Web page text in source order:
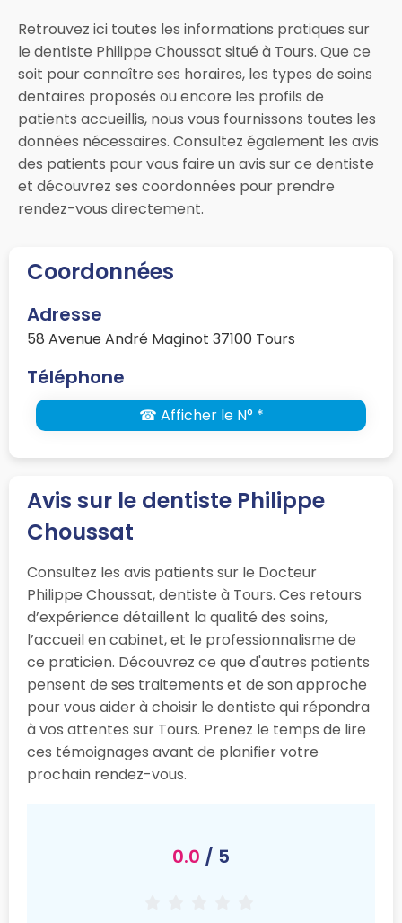
Retrouvez ici toutes les informations pratiques sur
le dentiste Philippe Choussat situé à Tours. Que ce
soit pour connaître ses horaires, les types de soins
dentaires proposés ou encore les profils de
patients accueillis, nous vous fournissons toutes les
données nécessaires. Consultez également les avis
des patients pour vous faire un avis sur ce dentiste
et découvrez ses coordonnées pour prendre
rendez-vous directement.
Coordonnées
Adresse
58 Avenue André Maginot 37100 Tours
Téléphone
☎ Afficher le N° *
Avis sur le dentiste Philippe
Choussat
Consultez les avis patients sur le Docteur
Philippe Choussat, dentiste à Tours. Ces retours
d’expérience détaillent la qualité des soins,
l’accueil en cabinet, et le professionnalisme de
ce praticien. Découvrez ce que d'autres patients
pensent de ses traitements et de son approche
pour vous aider à choisir le dentiste qui répondra
à vos attentes sur Tours. Prenez le temps de lire
ces témoignages avant de planifier votre
prochain rendez-vous.
0.0 / 5